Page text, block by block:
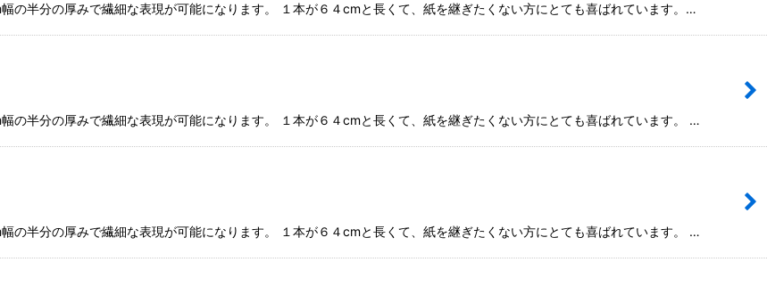
分の厚みで繊細な表現が可能になります。 １本が６４cmと長くて、紙を継ぎたくない方にとても喜ばれています。…
分の厚みで繊細な表現が可能になります。 １本が６４cmと長くて、紙を継ぎたくない方にとても喜ばれています。 …
分の厚みで繊細な表現が可能になります。 １本が６４cmと長くて、紙を継ぎたくない方にとても喜ばれています。 …